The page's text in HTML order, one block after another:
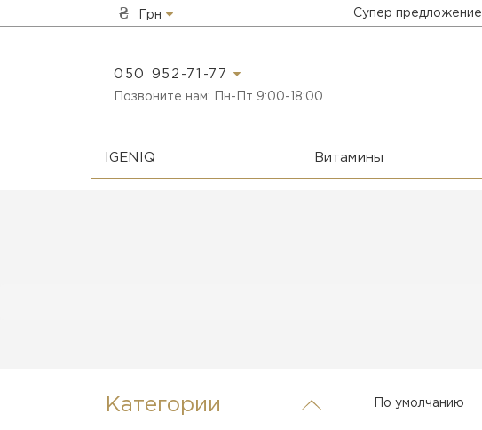
₴ Грн Супер предложение
050 952-71-77
Позвоните нам: Пн-Пт 9:00-18:00
IGENIQ Витамины
Категории